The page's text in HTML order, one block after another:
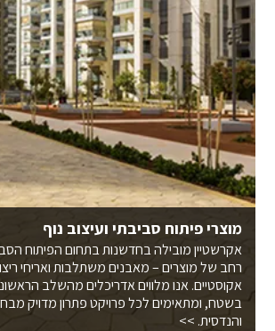
מוצרי פיתוח סביבתי ועיצוב נוף
אקרשטיין מובילה בחדשנות בתחום הפיתוח
רחב של מוצרים – מאבנים משתלבות ואריחי
אקוסטיים. אנו מלווים אדריכלים מהשלב
בשטח, ומתאימים לכל פרויקט פתרון מדויק
והנדסית. >>